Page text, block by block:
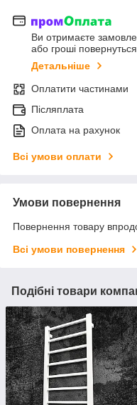
Ви отримаєте
або гроші
Детальніше
Оплатити частинами
Післяплата
Оплата на рахунок
Всі умови оплати
Умови повернення
Повернення товару
Всі умови повернення
Подібні товари